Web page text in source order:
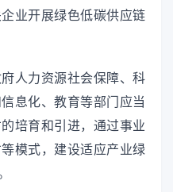
业开展绿色低碳供应链
人力资源社会保障、科
息化、教育等部门应当
培育和引进，通过事业
模式，建设适应产业绿